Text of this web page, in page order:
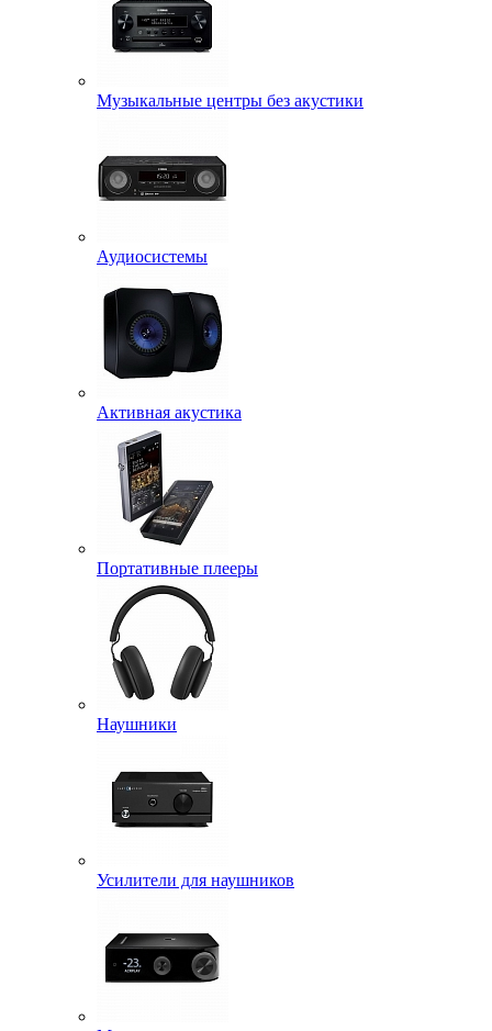
Музыкальные центры без акустики
Аудиосистемы
Активная акустика
Портативные плееры
Наушники
Усилители для наушников